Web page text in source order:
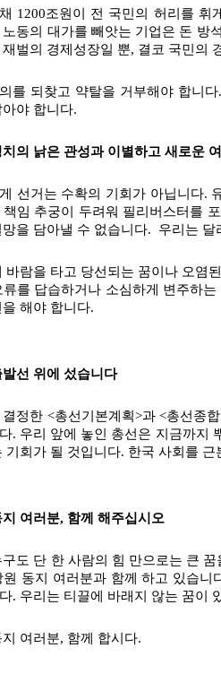
1200조원이 전 국민의 허리를 휘
노동의 대가를 빼앗는 기업은 돈 방
재벌의 경제성장일 뿐, 결코 국민의
를 되찾고 약탈을 거부해야 합니
야 합니다.
치의 낡은 관성과 이별하고 새로운
선거는 수확의 기회가 아닙니다.
책임 추궁이 두려워 필리버스터를
망을 담아낼 수 없습니다.  우리는
바람을 타고 당선되는 꿈이나 오염
류를 답습하거나 소심하게 변주하
해야 합니다.
발선 위에 섰습니다
결정한 <총선기본계획>과 <총선종
. 우리 앞에 놓인 총선은 지금까지
기회가 될 것입니다. 한국 사회를
지 여러분, 함께 해주십시오
구도 단 한 사람의 힘 만으로는 큰
원 동지 여러분과 함께 하고 있습
. 우리는 티끌에 바래지 않는 꿈이
지 여러분, 함께 합시다.